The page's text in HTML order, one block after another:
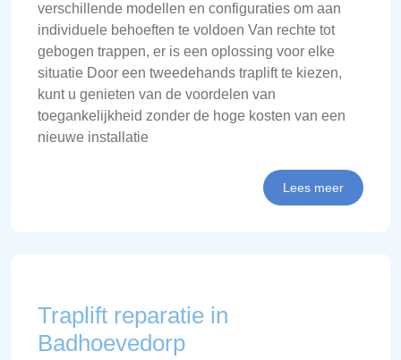
verschillende modellen en configuraties om aan
individuele behoeften te voldoen Van rechte tot
gebogen trappen, er is een oplossing voor elke
situatie Door een tweedehands traplift te kiezen,
kunt u genieten van de voordelen van
toegankelijkheid zonder de hoge kosten van een
nieuwe installatie
Lees meer
Traplift reparatie in
Badhoevedorp